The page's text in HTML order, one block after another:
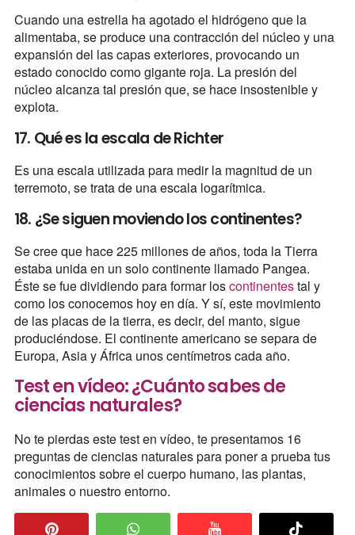
Cuando una estrella ha agotado el hidrógeno que la
alimentaba, se produce una contracción del núcleo y una
expansión del las capas exteriores, provocando un
estado conocido como gigante roja. La presión del
núcleo alcanza tal presión que, se hace insostenible y
explota.
17. Qué es la escala de Richter
Es una escala utilizada para medir la magnitud de un
terremoto, se trata de una escala logarítmica.
18. ¿Se siguen moviendo los continentes?
Se cree que hace 225 millones de años, toda la Tierra
estaba unida en un solo continente llamado Pangea.
Éste se fue dividiendo para formar loscontinentestal y
como los conocemos hoy en día. Y sí, este movimiento
de las placas de la tierra, es decir, del manto, sigue
produciéndose. El continente americano se separa de
Europa, Asia y África unos centímetros cada año.
Test en vídeo: ¿Cuánto sabes de
ciencias naturales?
No te pierdas este test en vídeo, te presentamos 16
preguntas de ciencias naturales para poner a prueba tus
conocimientos sobre el cuerpo humano, las plantas,
animales o nuestro entorno.